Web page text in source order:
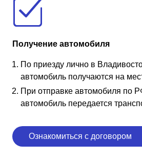
Получение автомобиля
По приезду лично в
автомобиль получаются на
При отправке автомобиля по
автомобиль передается
Ознакомиться с договором